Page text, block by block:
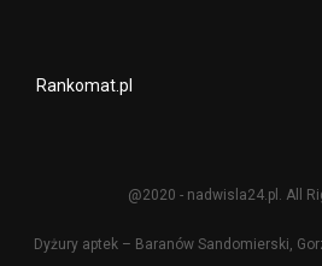
Rankomat.pl
@2020 - nadwisla24.pl. All
Dyżury aptek – Baranów Sandomierski,